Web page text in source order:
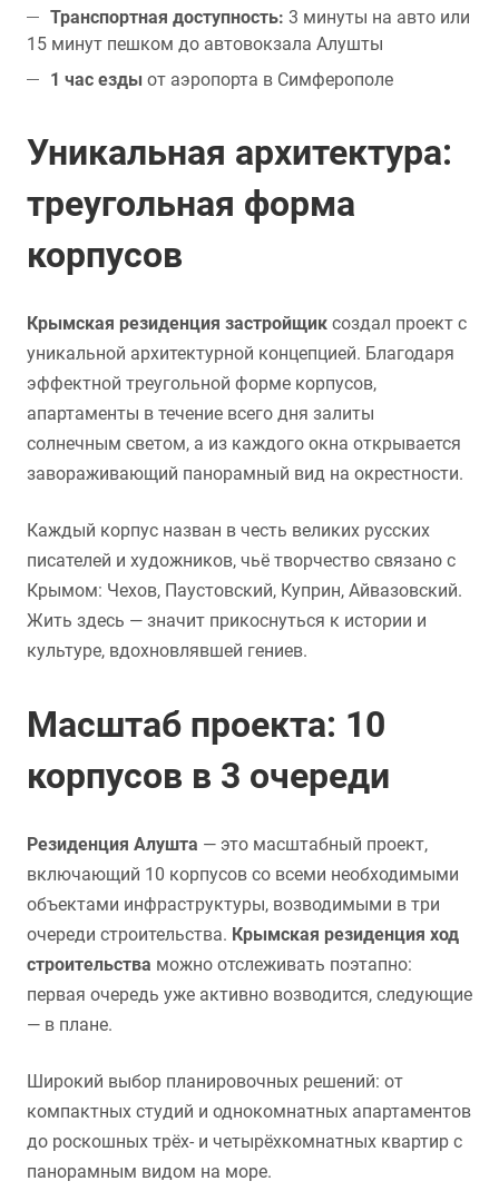
Транспортная доступность: 3 минуты на авто или
15 минут пешком до автовокзала Алушты
1 час езды от аэропорта в Симферополе
Уникальная архитектура:
треугольная форма
корпусов
Крымская резиденция застройщик создал проект с
уникальной архитектурной концепцией. Благодаря
эффектной треугольной форме корпусов,
апартаменты в течение всего дня залиты
солнечным светом, а из каждого окна открывается
завораживающий панорамный вид на окрестности.
Каждый корпус назван в честь великих русских
писателей и художников, чьё творчество связано с
Крымом: Чехов, Паустовский, Куприн, Айвазовский.
Жить здесь — значит прикоснуться к истории и
культуре, вдохновлявшей гениев.
Масштаб проекта: 10
корпусов в 3 очереди
Резиденция Алушта — это масштабный проект,
включающий 10 корпусов со всеми необходимыми
объектами инфраструктуры, возводимыми в три
очереди строительства. Крымская резиденция ход
строительства можно отслеживать поэтапно:
первая очередь уже активно возводится, следующие
— в плане.
Широкий выбор планировочных решений: от
компактных студий и однокомнатных апартаментов
до роскошных трёх- и четырёхкомнатных квартир с
панорамным видом на море.